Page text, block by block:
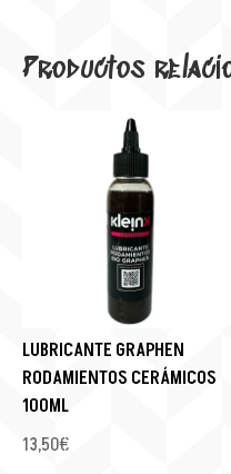
Productos
LUBRICANTE GRAPHEN
RODAMIENTOS CERÁMICOS
100ML
13,50€